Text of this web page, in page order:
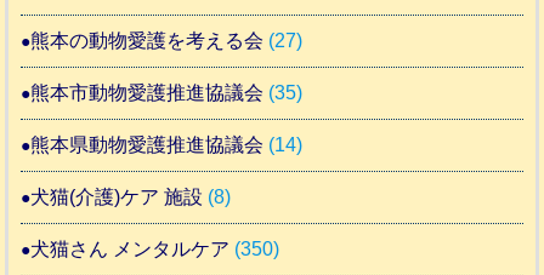
熊本の動物愛護を考える会 (27)
熊本市動物愛護推進協議会 (35)
熊本県動物愛護推進協議会 (14)
犬猫(介護)ケア 施設 (8)
犬猫さん メンタルケア (350)